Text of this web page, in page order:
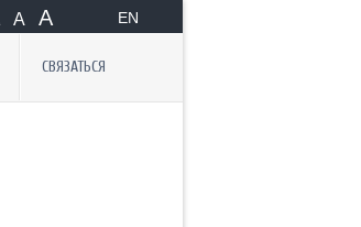
EN
А А
СВЯЗАТЬСЯ